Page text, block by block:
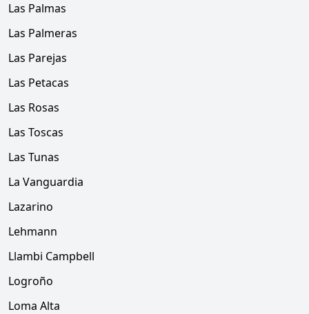
Las Palmas
Las Palmeras
Las Parejas
Las Petacas
Las Rosas
Las Toscas
Las Tunas
La Vanguardia
Lazarino
Lehmann
Llambi Campbell
Logroño
Loma Alta